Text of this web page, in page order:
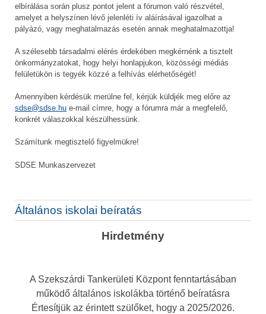
elbírálása során plusz pontot jelent a fórumon való részvétel,
amelyet a helyszínen lévő jelenléti ív aláírásával igazolhat a
pályázó, vagy meghatalmazás esetén annak meghatalmazottja!
A szélesebb társadalmi elérés érdekében megkérnénk a tisztelt
önkormányzatokat, hogy helyi honlapjukon, közösségi médiás
felületükön is tegyék közzé a felhívás elérhetőségét!
Amennyiben kérdésük merülne fel, kérjük küldjék meg előre az
sdse@sdse.hu e-mail címre, hogy a fórumra már a megfelelő,
konkrét válaszokkal készülhessünk.
Számítunk megtisztelő figyelmükre!
SDSE Munkaszervezet
Általános iskolai beíratás
Hirdetmény
A Szekszárdi Tankerületi Központ fenntartásában
működő általános iskolákba történő beíratásra
Értesítjük az érintett szülőket, hogy a 2025/2026.